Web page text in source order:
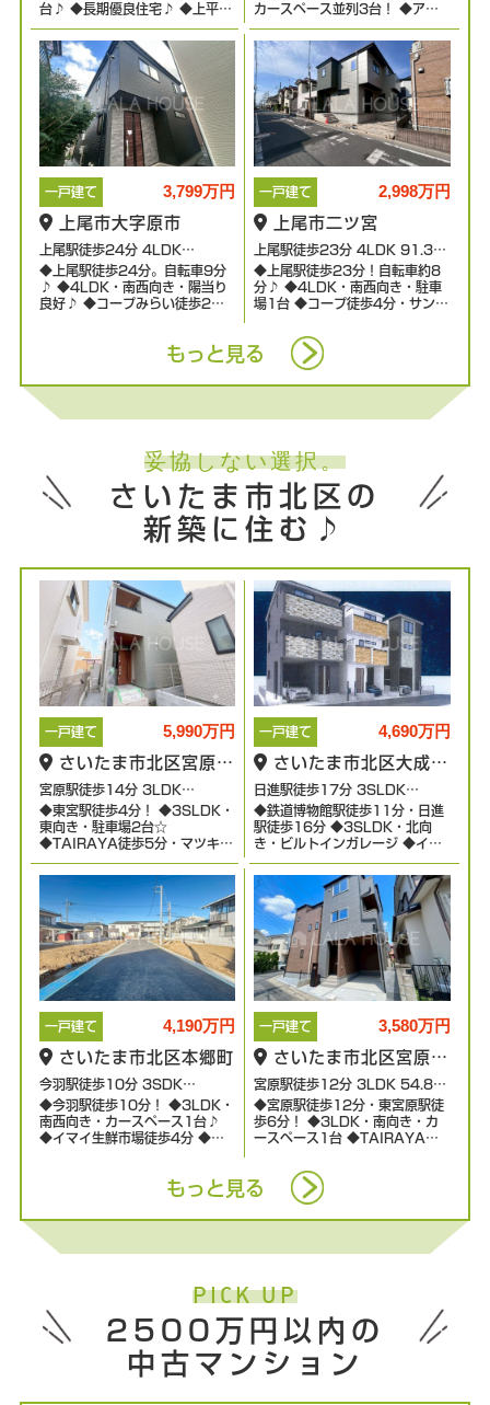
台♪ ◆長期優良住宅♪ ◆上平小
11分☆
カースペース並列3台！ ◆アリ
徒歩8分・大石中学校徒歩22分
一戸建て 3,799万円
上尾市大字原市
上尾駅徒歩24分 4LDK
149.85㎡
◆上尾駅徒歩24分。自転車9分
♪ ◆4LDK・南西向き・陽当り
良好♪ ◆コープみらい徒歩2
一戸建て 2,998万円
上尾市二ツ宮
上尾駅徒歩23分 4LDK 91.39
㎡
◆上尾駅徒歩23分！自転車約8
分♪ ◆4LDK・南西向き・駐車
場1台 ◆コープ徒歩4分・サンド
徒歩9分・上尾中学校徒歩23分
もっと見る
妥協しない選択。
さいたま市北区の
新築に住む♪
一戸建て 5,990万円
さいたま市北区宮原町
2丁目
宮原駅徒歩14分 3LDK
137.49㎡
◆東宮駅徒歩4分！ ◆3SLDK・
東向き・駐車場2台☆
◆TAIRAYA徒歩5分・マツキヨ
分・泰平中学校徒歩12分
一戸建て 4,690万円
さいたま市北区大成町
4丁目
日進駅徒歩17分 3SLDK
62.05㎡
◆鉄道博物館駅徒歩11分・日進
駅徒歩16分 ◆3SLDK・北向
き・ビルトインガレージ ◆イオ
分・中学校徒歩11分
一戸建て 4,190万円
さいたま市北区本郷町
今羽駅徒歩10分 3SDK
104.44㎡
◆今羽駅徒歩10分！ ◆3LDK・
南西向き・カースペース1台♪
◆イマイ生鮮市場徒歩4分 ◆泰
一戸建て 3,580万円
さいたま市北区宮原町
4丁目
宮原駅徒歩12分 3LDK 54.88
㎡
◆宮原駅徒歩12分・東宮原駅徒
歩6分！ ◆3LDK・南向き・カ
ースペース1台 ◆TAIRAYA徒
小学校徒歩14分☆
もっと見る
PICK UP
2500万円以内の
中古マンション